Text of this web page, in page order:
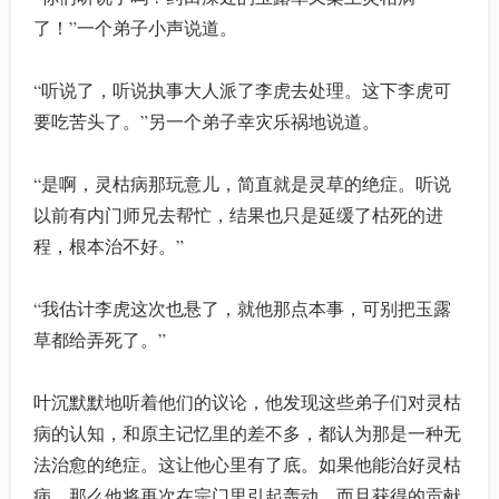
了！”一个弟子小声说道。
“听说了，听说执事大人派了李虎去处理。这下李虎可
要吃苦头了。”另一个弟子幸灾乐祸地说道。
“是啊，灵枯病那玩意儿，简直就是灵草的绝症。听说
以前有内门师兄去帮忙，结果也只是延缓了枯死的进
程，根本治不好。”
“我估计李虎这次也悬了，就他那点本事，可别把玉露
草都给弄死了。”
叶沉默默地听着他们的议论，他发现这些弟子们对灵枯
病的认知，和原主记忆里的差不多，都认为那是一种无
法治愈的绝症。这让他心里有了底。如果他能治好灵枯